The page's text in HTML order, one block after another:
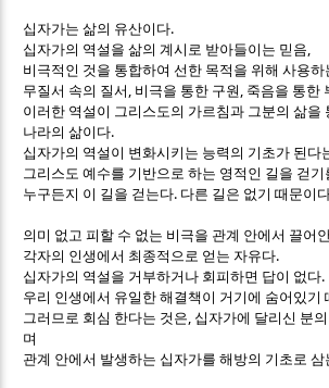
십자가는 삶의 유산이다.
십자가의 역설을 삶의 계시로 받아들이는 믿음,
비극적인 것을 통합하여 선한 목적을 위해 사용하
무질서 속의 질서 , 비극을 통한 구원 , 죽음을 통한
이러한 역설이 그리스도의 가르침과 그분의 삶을
나라의 삶이다.
십자가의 역설이 변화시키는 능력의 기초가 된다
그리스도 예수를 기반으로 하는 영적인 길을 걷
누구든지 이 길을 걷는다. 다른 길은 없기 때문이
의미 없고 피할 수 없는 비극을 관계 안에서 끌어
각자의 인생에서 최종적으로 얻는 자유다.
십자가의 역설을 거부하거나 회피하면 답이 없다.
우리 인생에서 유일한 해결책이 거기에 숨어있기
그러므로 회심 한다는 것은, 십자가에 달리신 분
며
관계 안에서 발생하는 십자가를 해방의 기초로
Sketchbook5, 스케
Sketchbook5, 스케